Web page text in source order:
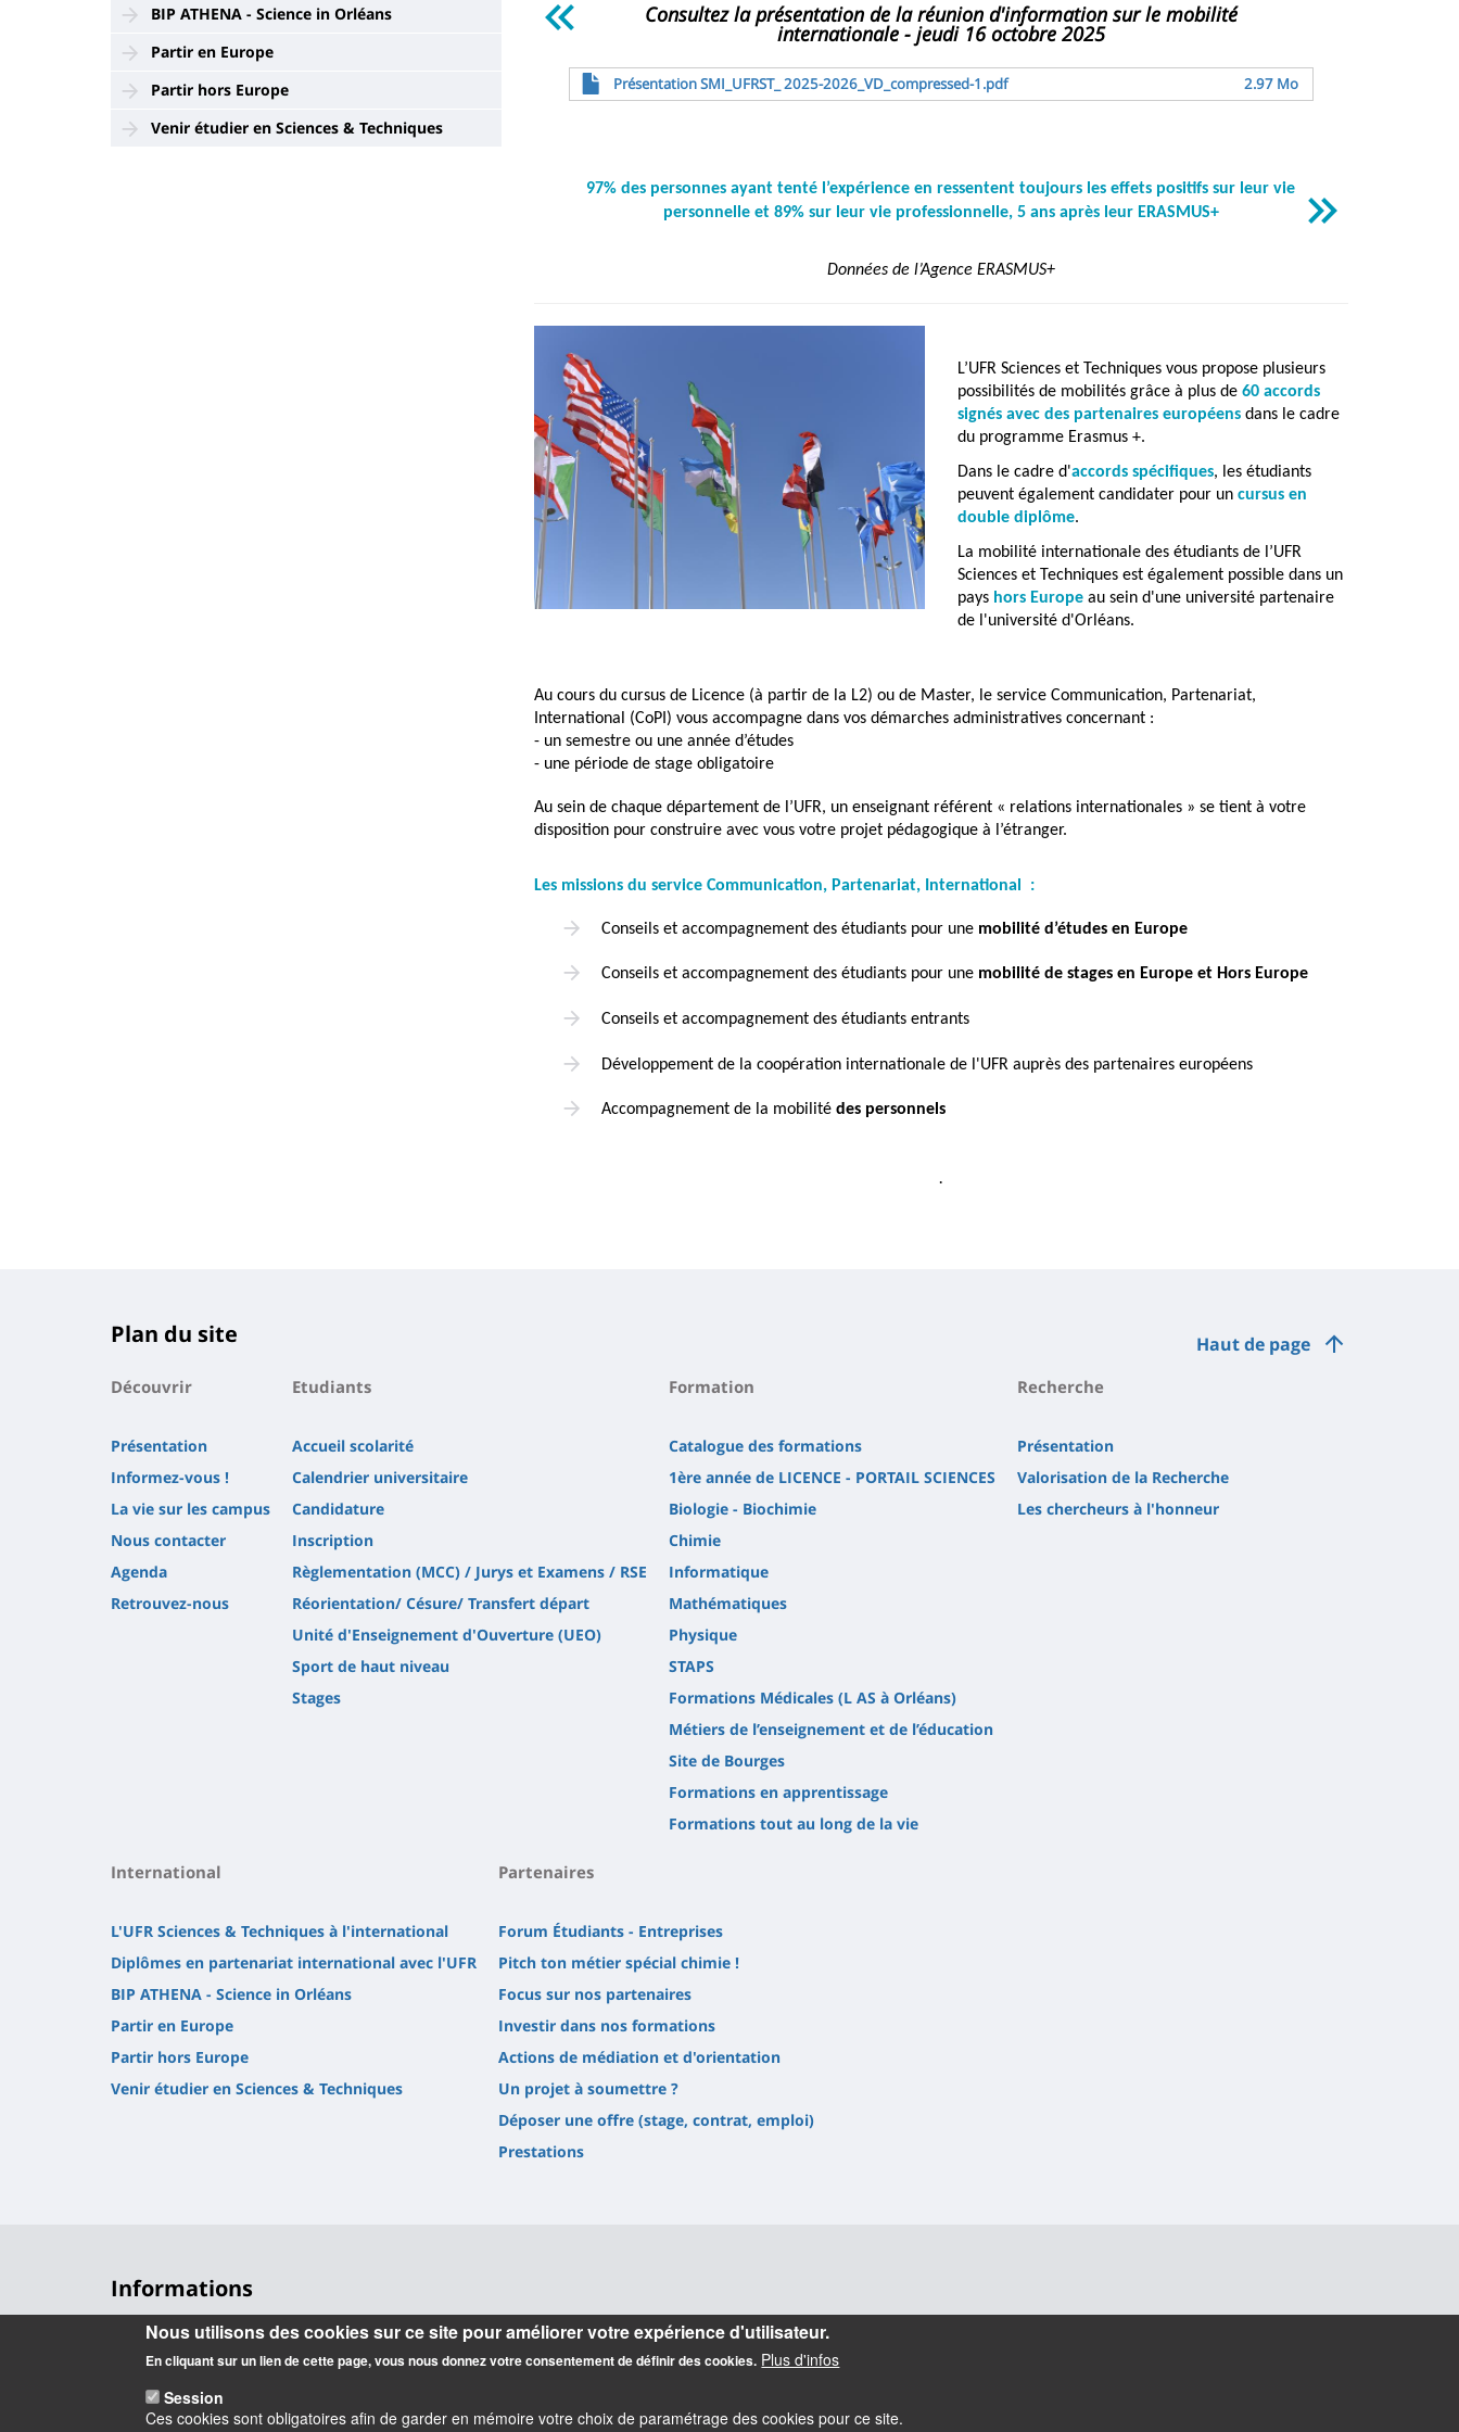
BIP ATHENA - Science in Orléans
Partir en Europe
Partir hors Europe
Venir étudier en Sciences & Techniques
de
page
Consultez la présentation de la réunion d'information sur le mobilité
internationale - jeudi 16 octobre 2025
FichierPrésentation SMI_UFRST_ 2025-2026_VD_compressed-1.pdf 2.97 Mo
97% des personnes ayant tenté l’expérience en ressentent toujours les effets positifs sur leur vie
personnelle et 89% sur leur vie professionnelle, 5 ans après leur ERASMUS+
Données de l’Agence ERASMUS+
L’UFR Sciences et Techniques vous propose plusieurs
possibilités de mobilités grâce à plus de 60 accords
signés avec des partenaires européensdans le cadre
du programme Erasmus +.
Dans le cadre d'accords spécifiques, les étudiants
peuvent également candidater pour un cursus en
double diplôme.
La mobilité internationale des étudiants de l’UFR
Sciences et Techniques est également possible dans un
pays hors Europe au sein d'une université partenaire
de l'université d'Orléans.
Au cours du cursus de Licence (à partir de la L2) ou de Master, le service Communication, Partenariat,
International (CoPI) vous accompagne dans vos démarches administratives concernant :
- un semestre ou une année d’études
- une période de stage obligatoire
Au sein de chaque département de l’UFR, un enseignant référent « relations internationales » se tient à votre
disposition pour construire avec vous votre projet pédagogique à l’étranger.
Les missions du service Communication, Partenariat, International :
Conseils et accompagnement des étudiants pour une mobilité d’études en Europe
Conseils et accompagnement des étudiants pour une mobilité de stages en Europe et Hors Europe
Conseils et accompagnement des étudiants entrants
Développement de la coopération internationale de l'UFR auprès des partenaires européens
Accompagnement de la mobilité des personnels
.
Haut de page
Plan du site
Découvrir
Présentation
Informez-vous !
La vie sur les campus
Nous contacter
Agenda
Retrouvez-nous
Etudiants
Accueil scolarité
Calendrier universitaire
Candidature
Inscription
Règlementation (MCC) / Jurys et Examens / RSE
Réorientation/ Césure/ Transfert départ
Unité d'Enseignement d'Ouverture (UEO)
Sport de haut niveau
Stages
Formation
Catalogue des formations
1ère année de LICENCE - PORTAIL SCIENCES
Biologie - Biochimie
Chimie
Informatique
Mathématiques
Physique
STAPS
Formations Médicales (L AS à Orléans)
Métiers de l’enseignement et de l’éducation
Site de Bourges
Formations en apprentissage
Formations tout au long de la vie
Recherche
Présentation
Valorisation de la Recherche
Les chercheurs à l'honneur
International
L'UFR Sciences & Techniques à l'international
Diplômes en partenariat international avec l'UFR
BIP ATHENA - Science in Orléans
Partir en Europe
Partir hors Europe
Venir étudier en Sciences & Techniques
Partenaires
Forum Étudiants - Entreprises
Pitch ton métier spécial chimie !
Focus sur nos partenaires
Investir dans nos formations
Actions de médiation et d'orientation
Un projet à soumettre ?
Déposer une offre (stage, contrat, emploi)
Prestations
Informations
UFR Sciences et Techniques
1, rue de Chartres, 45100 Orléans
02 38 41 71 78
Nous utilisons des cookies sur ce site pour améliorer votre expérience d'utilisateur.
En cliquant sur un lien de cette page, vous nous donnez votre consentement de définir des cookies. Plus d'infos
Session
Ces cookies sont obligatoires afin de garder en mémoire votre choix de paramétrage des cookies pour ce site.